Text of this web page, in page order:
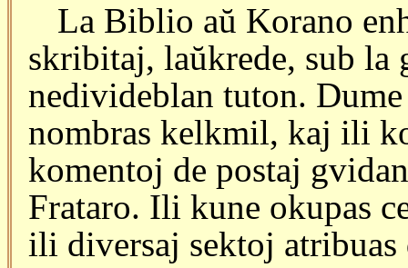
La Biblio aŭ Korano
skribitaj, laŭkrede, sub
nedivideblan tuton.
nombras kelkmil, kaj ili
komentoj de postaj
Frataro. Ili kune okupas
ili diversaj sektoj